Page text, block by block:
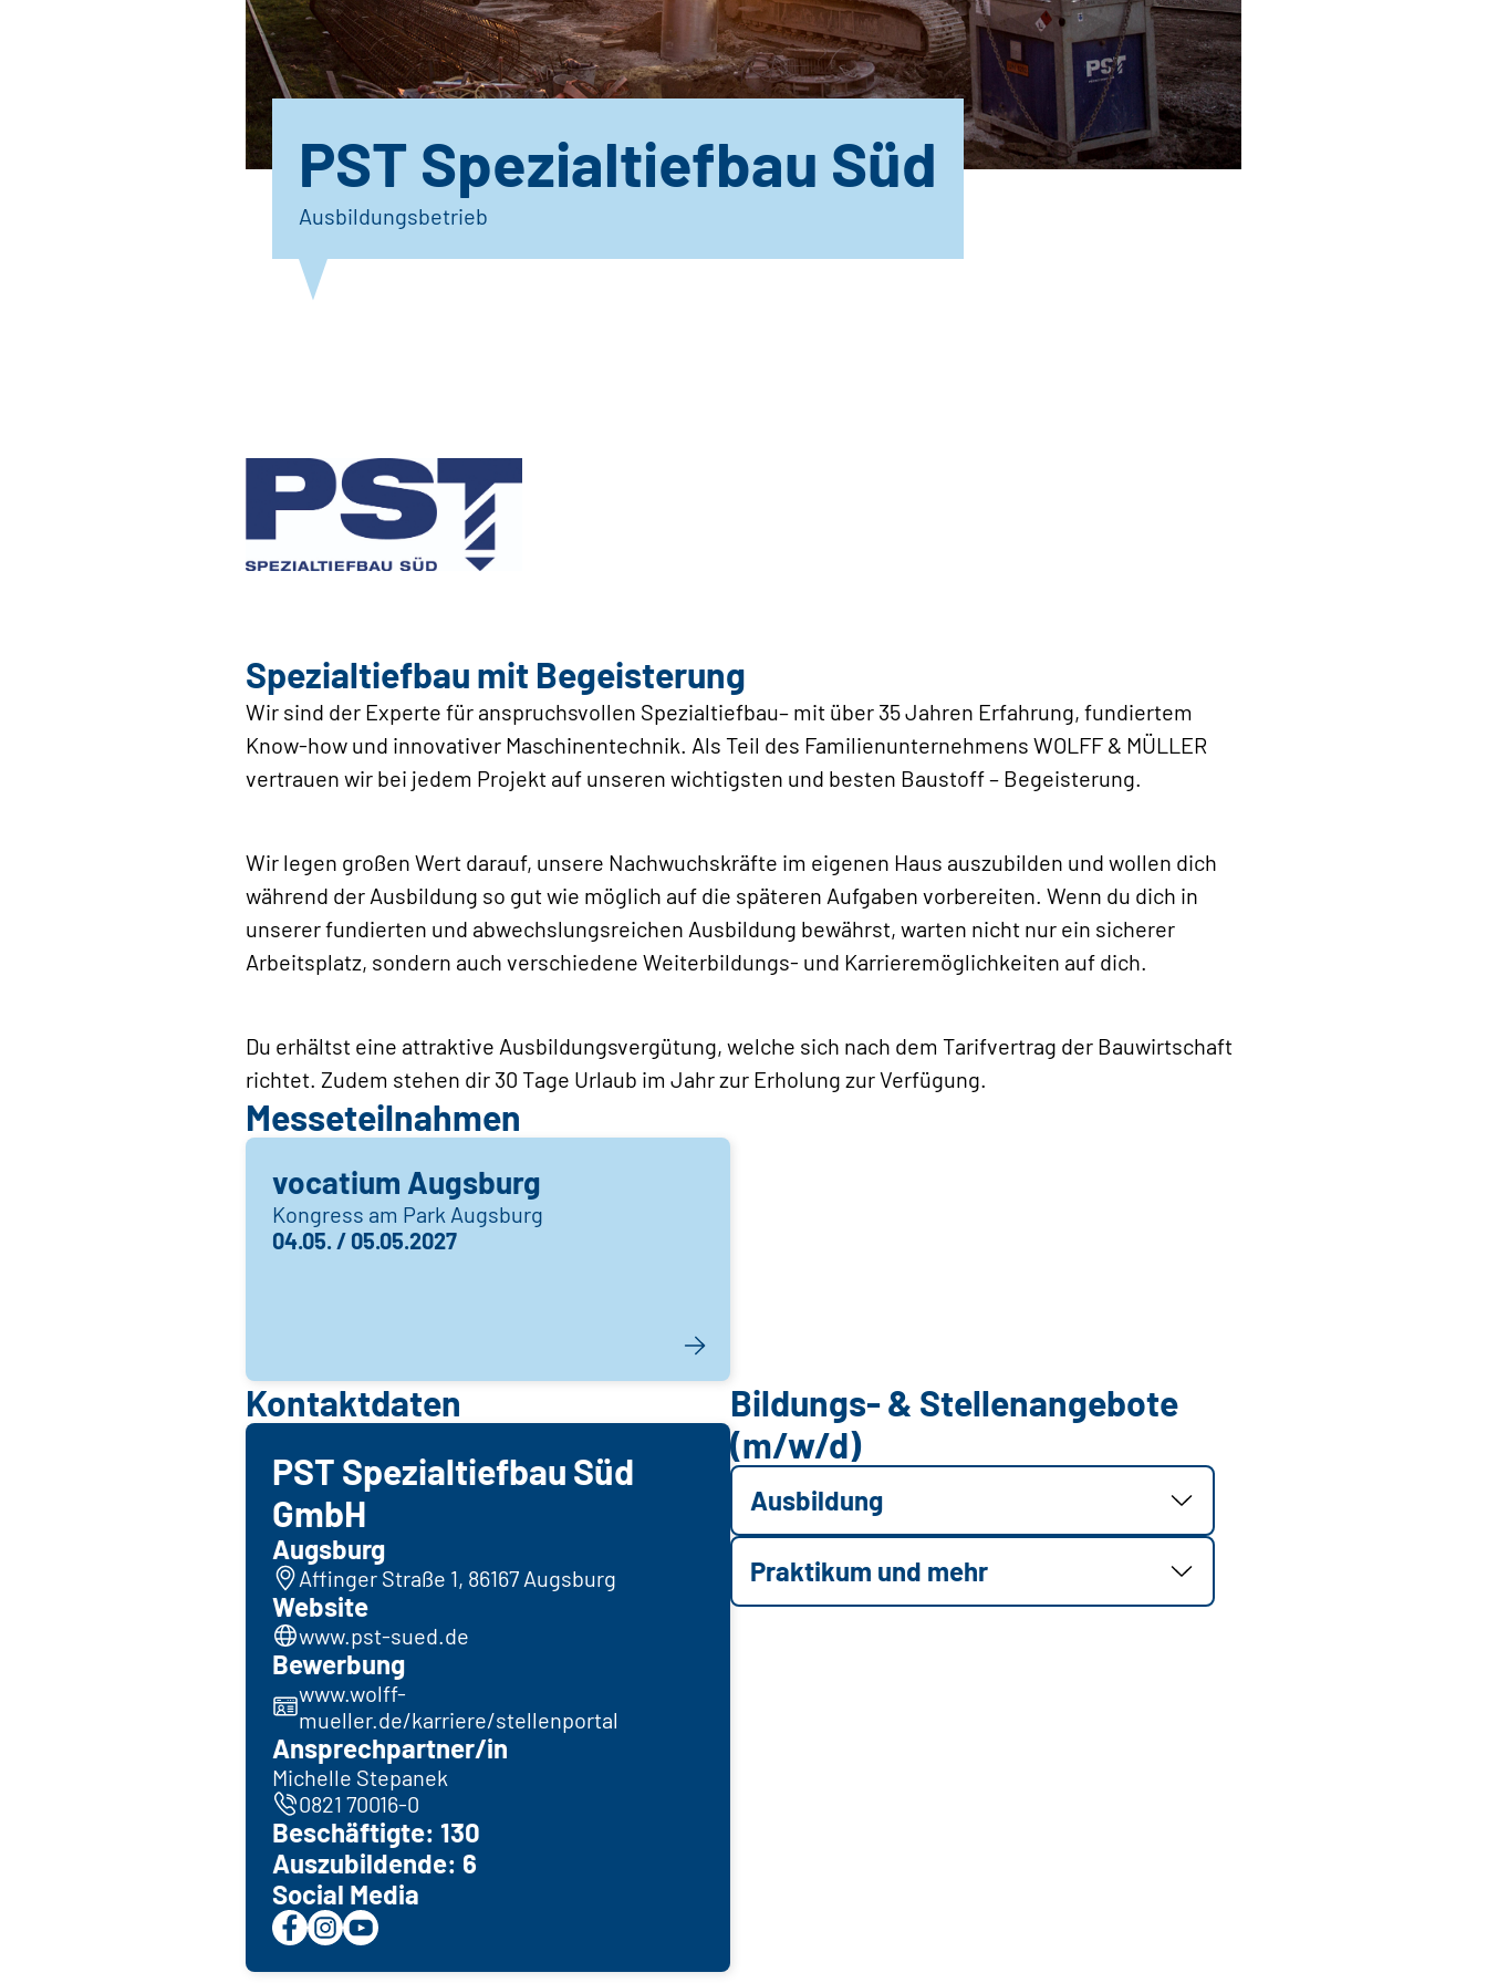
PST Spezialtiefbau Süd
Ausbildungsbetrieb
Spezialtiefbau mit Begeisterung
Wir sind der Experte für anspruchsvollen Spezialtiefbau– mit über 35 Jahren Erfahrung, fundiertem
Know-how und innovativer Maschinentechnik. Als Teil des Familienunternehmens WOLFF & MÜLLER
vertrauen wir bei jedem Projekt auf unseren wichtigsten und besten Baustoff – Begeisterung.
Wir legen großen Wert darauf, unsere Nachwuchskräfte im eigenen Haus auszubilden und wollen dich
während der Ausbildung so gut wie möglich auf die späteren Aufgaben vorbereiten. Wenn du dich in
unserer fundierten und abwechslungsreichen Ausbildung bewährst, warten nicht nur ein sicherer
Arbeitsplatz, sondern auch verschiedene Weiterbildungs- und Karrieremöglichkeiten auf dich.
Du erhältst eine attraktive Ausbildungsvergütung, welche sich nach dem Tarifvertrag der Bauwirtschaft
richtet. Zudem stehen dir 30 Tage Urlaub im Jahr zur Erholung zur Verfügung.
Messeteilnahmen
vocatium Augsburg
Kongress am Park Augsburg
04.05. / 05.05.2027
Kontaktdaten
PST Spezialtiefbau Süd
GmbH
Augsburg
Affinger Straße 1, 86167 Augsburg
Website
www.pst-sued.de
Bewerbung
www.wolff-
mueller.de/karriere/stellenportal
Ansprechpartner/in
Michelle Stepanek
0821 70016-0
Beschäftigte: 130
Auszubildende: 6
Social Media
Bildungs- & Stellenangebote
(m/w/d)
Ausbildung
Praktikum und mehr